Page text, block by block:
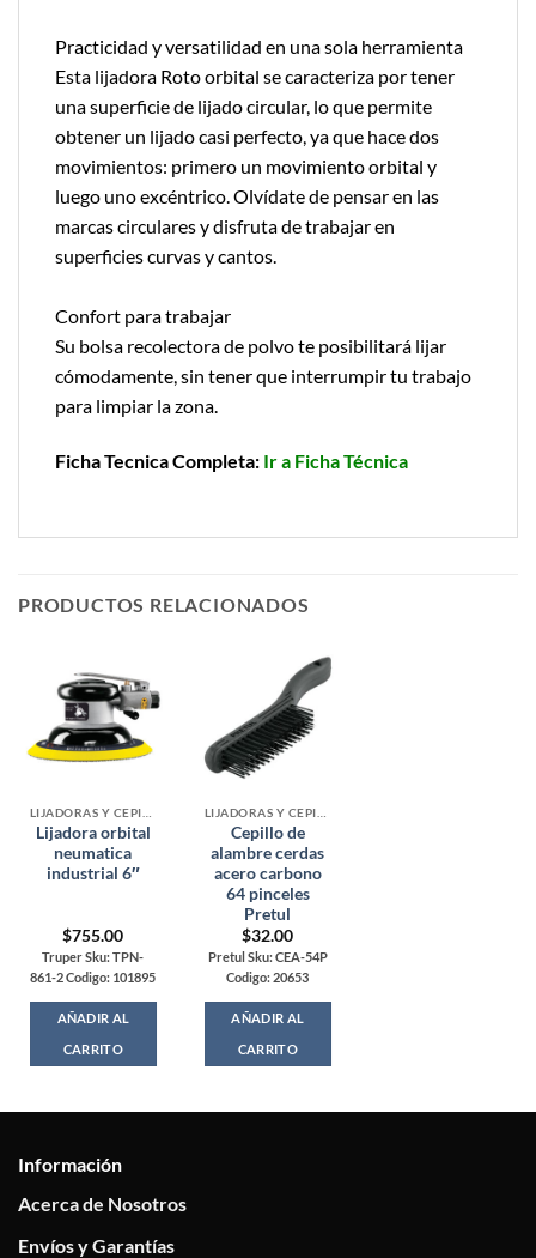
Practicidad y versatilidad en una sola herramienta
Esta lijadora Roto orbital se caracteriza por tener
una superficie de lijado circular, lo que permite
obtener un lijado casi perfecto, ya que hace dos
movimientos: primero un movimiento orbital y
luego uno excéntrico. Olvídate de pensar en las
marcas circulares y disfruta de trabajar en
superficies curvas y cantos.
Confort para trabajar
Su bolsa recolectora de polvo te posibilitará lijar
cómodamente, sin tener que interrumpir tu trabajo
para limpiar la zona.
Ficha Tecnica Completa: Ir a Ficha Técnica
PRODUCTOS RELACIONADOS
Lijadora orbital
neumatica
industrial 6″
$755.00
Truper Sku: TPN-
861-2 Codigo: 101895
AÑADIR AL
CARRITO
Cepillo de
alambre cerdas
acero carbono
64 pinceles
Pretul
$32.00
Pretul Sku: CEA-54P
Codigo: 20653
AÑADIR AL
CARRITO
Información
Acerca de Nosotros
Envíos y Garantías